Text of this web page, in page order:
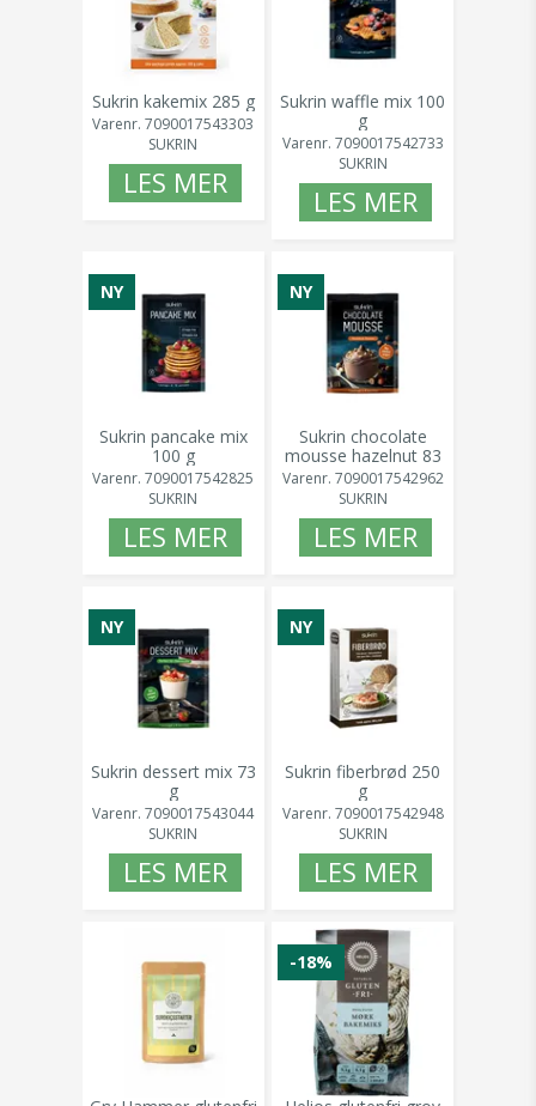
Sukrin kakemix 285 g
Varenr. 7090017543303
SUKRIN
LES MER
Sukrin waffle mix 100
g
Varenr. 7090017542733
SUKRIN
LES MER
NY
Sukrin pancake mix
100 g
Varenr. 7090017542825
SUKRIN
LES MER
NY
Sukrin chocolate
mousse hazelnut 83
g
Varenr. 7090017542962
SUKRIN
LES MER
NY
Sukrin dessert mix 73
g
Varenr. 7090017543044
SUKRIN
LES MER
NY
Sukrin fiberbrød 250
g
Varenr. 7090017542948
SUKRIN
LES MER
-18%